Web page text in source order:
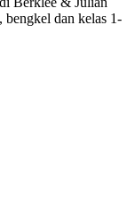
bengkel dan kelas 1-